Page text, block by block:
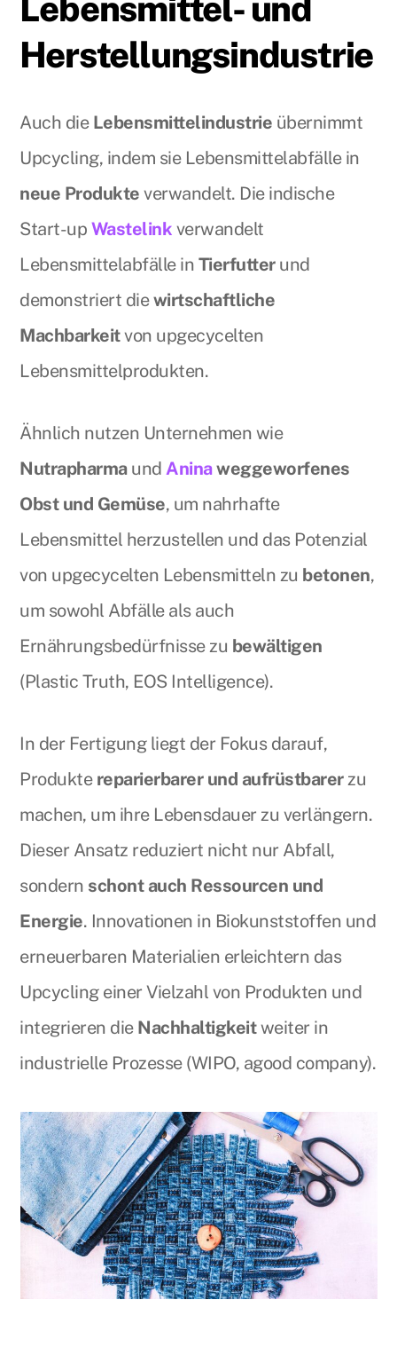
Lebensmittel- und
Herstellungsindustrie
Auch die Lebensmittelindustrie übernimmt
Upcycling, indem sie Lebensmittelabfälle in
neue Produkte verwandelt. Die indische
Start-up Wastelink verwandelt
Lebensmittelabfälle in Tierfutterund
demonstriert diewirtschaftliche
Machbarkeitvon upgecycelten
Lebensmittelprodukten.
Ähnlich nutzen Unternehmen wie
NutrapharmaundAninaweggeworfenes
Obst und Gemüse, um nahrhafte
Lebensmittel herzustellen und das Potenzial
von upgecycelten Lebensmitteln zu betonen,
um sowohl Abfälle als auch
Ernährungsbedürfnisse zu bewältigen
(Plastic Truth, EOS Intelligence).
In der Fertigung liegt der Fokus darauf,
Produkte reparierbarer und aufrüstbarerzu
machen, um ihre Lebensdauer zu verlängern.
Dieser Ansatz reduziert nicht nur Abfall,
sondern schont auch Ressourcen und
Energie. Innovationen in Biokunststoffen und
erneuerbaren Materialien erleichtern das
Upcycling einer Vielzahl von Produkten und
integrieren die Nachhaltigkeitweiter in
industrielle Prozesse (WIPO, agood company).